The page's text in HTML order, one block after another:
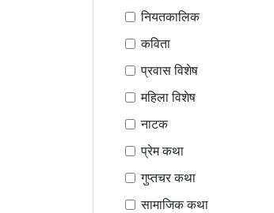
नियतकालिक
कविता
प्रवास विशेष
महिला विशेष
नाटक
प्रेम कथा
गुप्तचर कथा
सामाजिक कथा